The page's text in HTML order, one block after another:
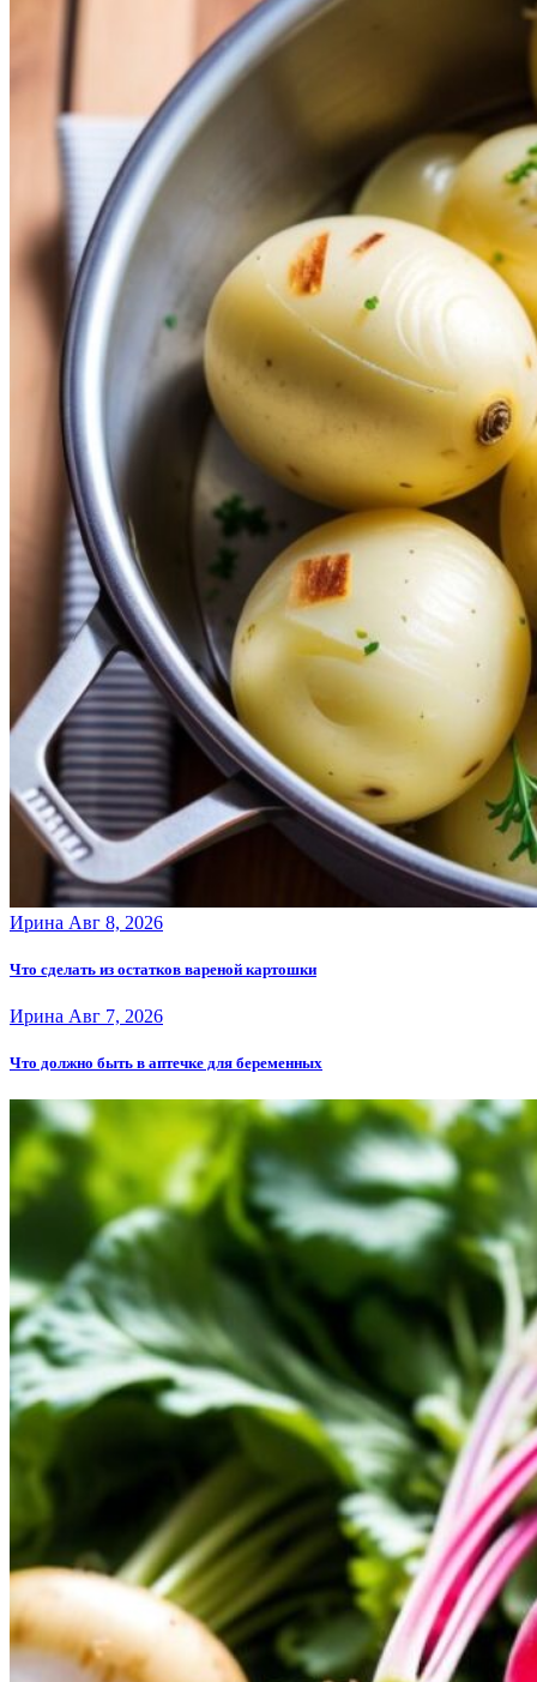
Ирина Авг 8, 2026
Что сделать из остатков вареной картошки
Ирина Авг 7, 2026
Что должно быть в аптечке для беременных